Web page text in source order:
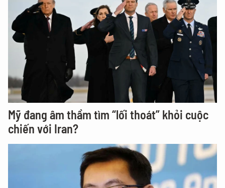
Mỹ đang âm thầm tìm “lối thoát” khỏi cuộc
chiến với Iran?